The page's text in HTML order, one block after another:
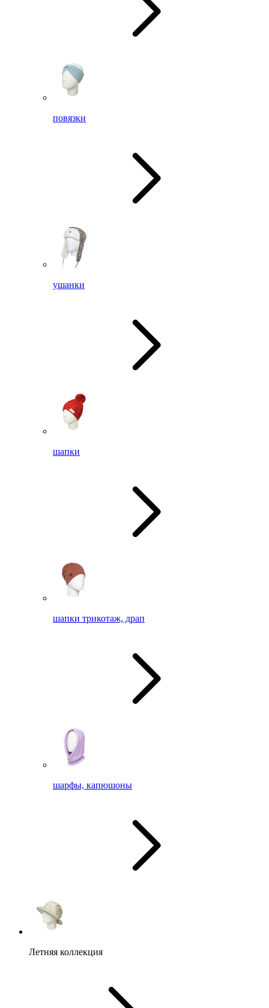
повязки
ушанки
шапки
шапки трикотаж, драп
шарфы, капюшоны
Летняя коллекция